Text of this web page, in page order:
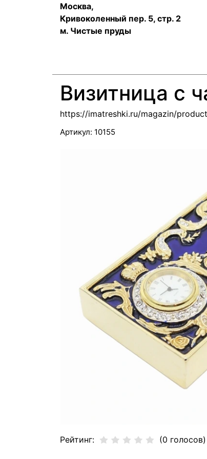
Москва,
Кривоколенный пер. 5, стр. 2
м. Чистые пруды
Визитница с
https://imatreshki.ru/magazin/
Артикул: 10155
Рейтинг: (0 голосов)